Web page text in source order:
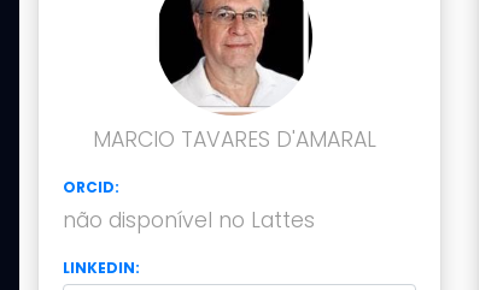
MARCIO TAVARES D'AMARAL
ORCID:
não disponível no Lattes
LINKEDIN: